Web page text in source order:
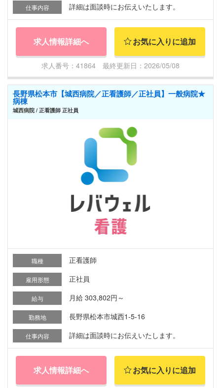
仕事内容 詳細は面談時にお伝えいたします。
求人情報詳細へ お気に入りに追加
求人番号：41864 最終更新日：2026/05/08
長野県松本市【城西病院／正看護師／正社員】一般病院★
病棟
城西病院 / 正看護師 正社員
職種 正看護師
雇用形態 正社員
給与 月給 303,802円～
勤務地 長野県松本市城西1-5-16
仕事内容 詳細は面談時にお伝えいたします。
求人情報詳細へ お気に入りに追加